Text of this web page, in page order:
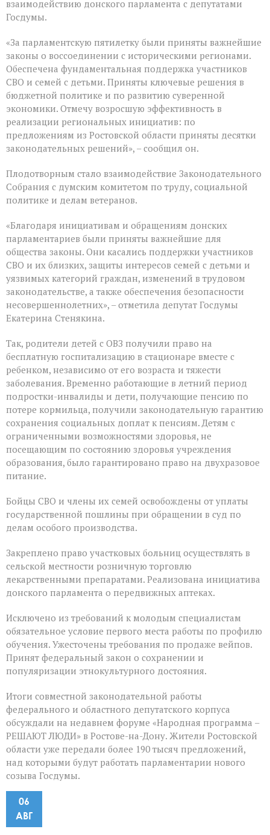
заключительное
сессии,
ставшее
последним
для
VIII
созыва
взаимодействию донского парламента с депутатами
Госдумы.
«За парламентскую пятилетку были приняты важнейшие
законы о воссоединении с историческими регионами.
Обеспечена фундаментальная поддержка участников
СВО и семей с детьми. Приняты ключевые решения в
бюджетной политике и по развитию суверенной
экономики. Отмечу возросшую эффективность в
реализации региональных инициатив: по
предложениям из Ростовской области приняты десятки
законодательных решений», – сообщил он.
Плодотворным стало взаимодействие Законодательного
Собрания с думским комитетом по труду, социальной
политике и делам ветеранов.
«Благодаря инициативам и обращениям донских
парламентариев были приняты важнейшие для
общества законы. Они касались поддержки участников
СВО и их близких, защиты интересов семей с детьми и
уязвимых категорий граждан, изменений в трудовом
законодательстве, а также обеспечения безопасности
несовершеннолетних», – отметила депутат Госдумы
Екатерина Стенякина.
Так, родители детей с ОВЗ получили право на
бесплатную госпитализацию в стационаре вместе с
ребенком, независимо от его возраста и тяжести
заболевания. Временно работающие в летний период
подростки-инвалиды и дети, получающие пенсию по
потере кормильца, получили законодательную гарантию
сохранения социальных доплат к пенсиям. Детям с
ограниченными возможностями здоровья, не
посещающим по состоянию здоровья учреждения
образования, было гарантировано право на двухразовое
питание.
Бойцы СВО и члены их семей освобождены от уплаты
государственной пошлины при обращении в суд по
делам особого производства.
Закреплено право участковых больниц осуществлять в
сельской местности розничную торговлю
лекарственными препаратами. Реализована инициатива
донского парламента о передвижных аптеках.
Исключено из требований к молодым специалистам
обязательное условие первого места работы по профилю
обучения. Ужесточены требования по продаже вейпов.
Принят федеральный закон о сохранении и
популяризации этнокультурного достояния.
Итоги совместной законодательной работы
федерального и областного депутатского корпуса
обсуждали на недавнем форуме «Народная программа –
РЕШАЮТ ЛЮДИ» в Ростове-на-Дону. Жители Ростовской
области уже передали более 190 тысяч предложений,
над которыми будут работать парламентарии нового
созыва Госдумы.
06
АВГ